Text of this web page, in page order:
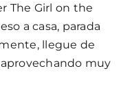
The Girl on the
a casa, parada
llegue de
muy